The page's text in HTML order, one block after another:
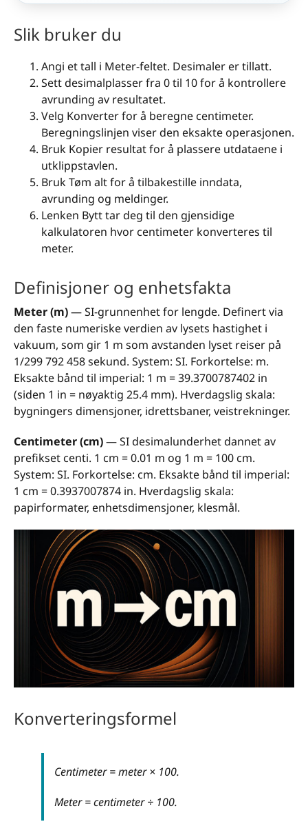
Slik bruker du
Angi et tall i Meter-feltet. Desimaler er tillatt.
Sett desimalplasser fra 0 til 10 for å kontrollere
avrunding av resultatet.
Velg Konverter for å beregne centimeter.
Beregningslinjen viser den eksakte operasjonen.
Bruk Kopier resultat for å plassere utdataene i
utklippstavlen.
Bruk Tøm alt for å tilbakestille inndata,
avrunding og meldinger.
Lenken Bytt tar deg til den gjensidige
kalkulatoren hvor centimeter konverteres til
meter.
Definisjoner og enhetsfakta
Meter (m)— SI-grunnenhet for lengde. Definert via
den faste numeriske verdien av lysets hastighet i
vakuum, som gir 1 m som avstanden lyset reiser på
1/299 792 458 sekund. System: SI. Forkortelse: m.
Eksakte bånd til imperial: 1 m = 39.3700787402 in
(siden 1 in = nøyaktig 25.4 mm). Hverdagslig skala:
bygningers dimensjoner, idrettsbaner, veistrekninger.
Centimeter (cm)— SI desimalunderhet dannet av
prefikset centi. 1 cm = 0.01 m og 1 m = 100 cm.
System: SI. Forkortelse: cm. Eksakte bånd til imperial:
1 cm = 0.3937007874 in. Hverdagslig skala:
papirformater, enhetsdimensjoner, klesmål.
Konverteringsformel
Centimeter = meter × 100.
Meter = centimeter ÷ 100.